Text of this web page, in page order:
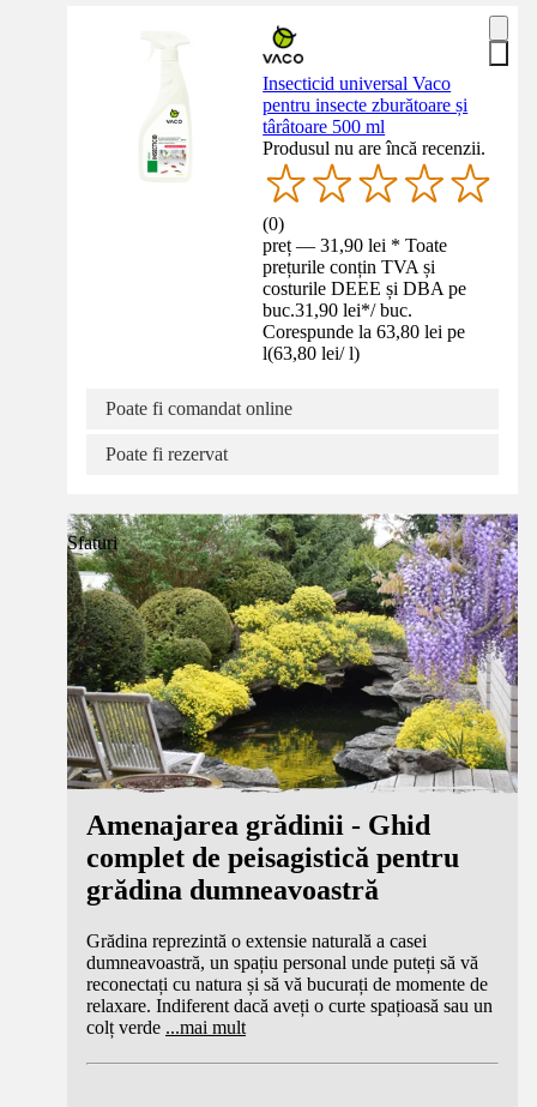
Insecticid universal Vaco
pentru insecte zburătoare și
târâtoare 500 ml
Produsul nu are încă recenzii.
(0)
preț — 31,90 lei * Toate
prețurile conțin TVA și
costurile DEEE și DBA pe
buc.31,90 lei*/ buc.
Corespunde la 63,80 lei pe
l(63,80 lei/ l)
Poate fi comandat online
Poate fi rezervat
Sfaturi
Amenajarea grădinii - Ghid
complet de peisagistică pentru
grădina dumneavoastră
Grădina reprezintă o extensie naturală a casei
dumneavoastră, un spațiu personal unde puteți să vă
reconectați cu natura și să vă bucurați de momente de
relaxare. Indiferent dacă aveți o curte spațioasă sau un
colț verde ...mai mult